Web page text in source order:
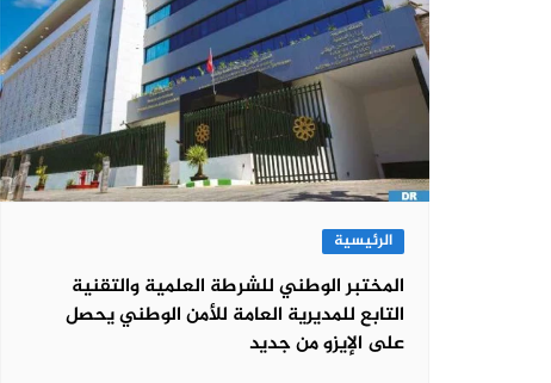
الرئيسية
المختبر الوطني للشرطة العلمية والتقنية
التابع للمديرية العامة للأمن الوطني يحصل
على الإيزو من جديد